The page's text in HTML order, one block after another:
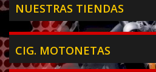
NUESTRAS TIENDAS
CIG. MOTONETAS